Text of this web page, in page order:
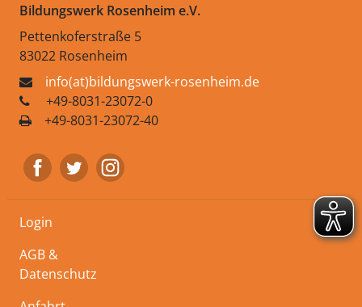
Bildungswerk Rosenheim e.V.
Pettenkoferstraße 5
83022 Rosenheim
info(at)bildungswerk-rosenheim.de
+49-8031-23072-0
+49-8031-23072-40
Login
AGB &
Datenschutz